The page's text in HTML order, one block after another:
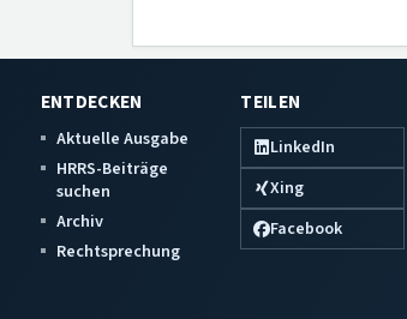
ENTDECKEN
Aktuelle Ausgabe
HRRS-Beiträge
suchen
Archiv
Rechtsprechung
TEILEN
LinkedIn
Xing
Facebook